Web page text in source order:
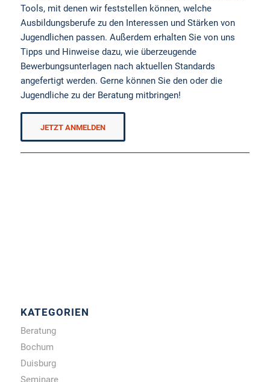
Tools, mit denen wir feststellen können, welche
Ausbildungsberufe zu den Interessen und Stärken von
Jugendlichen passen. Außerdem erhalten Sie von uns
Tipps und Hinweise dazu, wie überzeugende
Bewerbungsunterlagen nach aktuellen Standards
angefertigt werden. Gerne können Sie den oder die
Jugendliche zu der Beratung mitbringen!
JETZT ANMELDEN
KATEGORIEN
Beratung
Bochum
Duisburg
Seminare